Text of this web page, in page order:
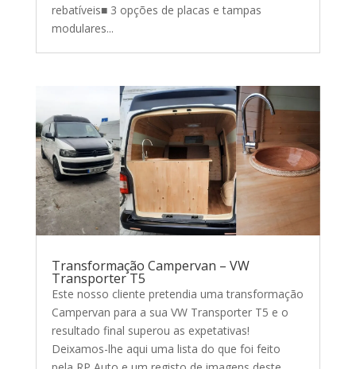
rebatíveis■ 3 opções de placas e tampas
modulares...
Transformação Campervan – VW
Transporter T5
Este nosso cliente pretendia uma transformação
Campervan para a sua VW Transporter T5 e o
resultado final superou as expetativas!
Deixamos-lhe aqui uma lista do que foi feito